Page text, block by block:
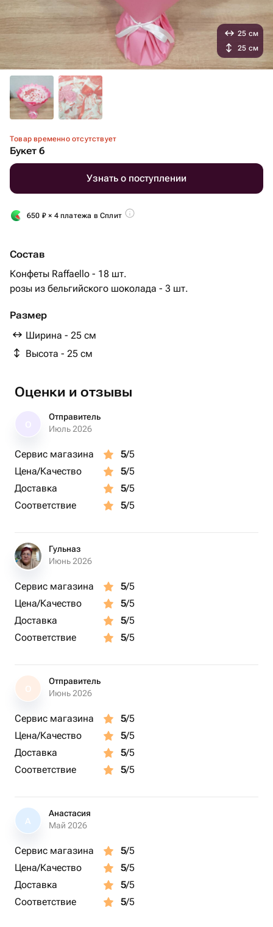
Товар временно отсутствует
Букет 6
Узнать о поступлении
650 ₽ × 4 платежа в Сплит
Состав
Конфеты Raffaello - 18 шт.
розы из бельгийского шоколада - 3 шт.
Размер
Ширина - 25 см
Высота - 25 см
25 см
25 см
Оценки и отзывы
Отправитель
Июль 2026
Сервис магазина 5/5
Цена/Качество
5/5
Доставка
5/5
Соответствие
5/5
Гульназ
Июнь 2026
Сервис магазина 5/5
Цена/Качество
5/5
Доставка
5/5
Соответствие
5/5
О
Отправитель
Июнь 2026
Сервис магазина 5/5
Цена/Качество
5/5
Доставка
5/5
Соответствие
5/5
А
Анастасия
Май 2026
Сервис магазина 5/5
Цена/Качество
5/5
Доставка
5/5
Соответствие
5/5